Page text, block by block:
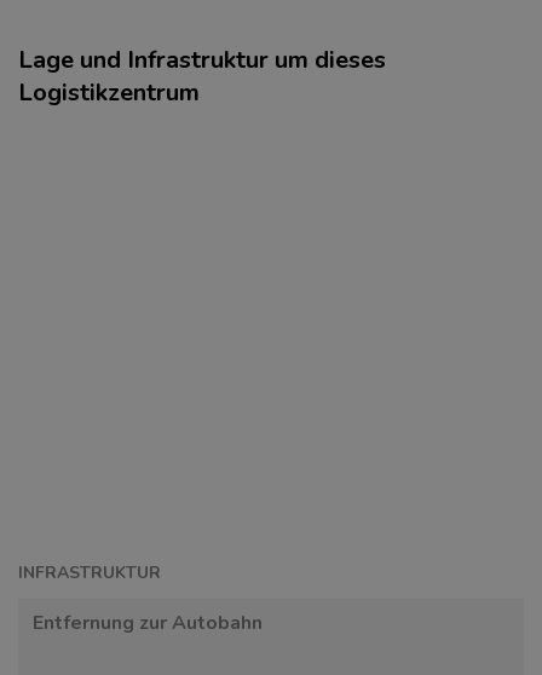
Lage und Infrastruktur um dieses
Logistikzentrum
INFRASTRUKTUR
Entfernung zur Autobahn